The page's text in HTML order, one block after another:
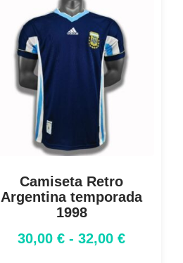
Camiseta Retro
Argentina temporada
1998
30,00 € - 32,00 €